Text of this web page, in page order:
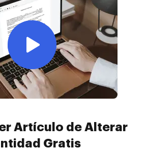
Artículo de Alterar
Gratis